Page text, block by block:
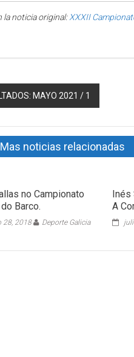
la noticia original:XXXII
navigation
MAYO 2021 / 1
Mas noticias relacionadas
no Campionato
Barco.
28, 2018
Deporte Galicia
A